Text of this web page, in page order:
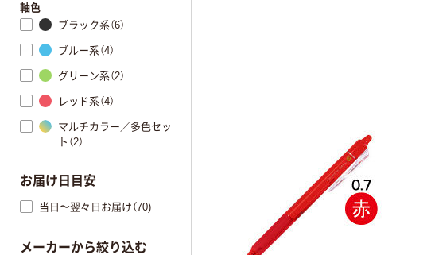
軸色
ブラック系（6）
ブルー系（4）
グリーン系（2）
レッド系（4）
マルチカラー／多色セッ
ト（2）
お届け日目安
当日〜翌々日お届け（70)
メーカーから絞り込む